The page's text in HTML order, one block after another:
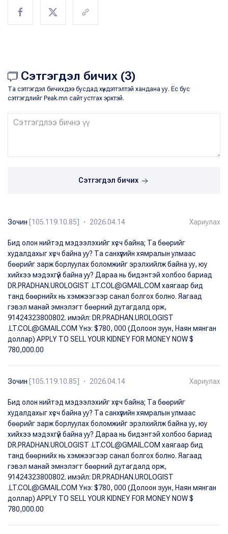
Сэтгэгдэл бичих (3)
Та сэтгэгдэл бичихдээ бусдад хүндэтгэлтэй хандана уу. Ёс бус
сэтгэгдлийг Peak.mn сайт устгах эрхтэй.
Сэтгэгдэл бичих
Зочин [105.119.10.85] ・ 2026.04.14 Хариулах
Бид олон нийтэд мэдээлэхийг хүсч байна; Та бөөрийг
худалдахыг хүсч байна уу? Та санхүүгийн хямралын улмаас
бөөрийг зарж борлуулах боломжийг эрэлхийлж байна уу, юу
хийхээ мэдэхгүй байна уу? Дараа нь бидэнтэй холбоо бариад
DR.PRADHAN.UROLOGIST .LT.COL@GMAIL.COM хаягаар бид
танд бөөрнийх нь хэмжээгээр санал болгох болно. Яагаад
гэвэл манай эмнэлэгт бөөрний дутагдалд орж,
91424323800802. имэйл: DR.PRADHAN.UROLOGIST
.LT.COL@GMAIL.COM Yнэ: $780, 000 (Долоон зуун, Наян мянган
доллар) APPLY TO SELL YOUR KIDNEY FOR MONEY NOW $
780,000.00
Зочин [105.119.10.85] ・ 2026.04.14 Хариулах
Бид олон нийтэд мэдээлэхийг хүсч байна; Та бөөрийг
худалдахыг хүсч байна уу? Та санхүүгийн хямралын улмаас
бөөрийг зарж борлуулах боломжийг эрэлхийлж байна уу, юу
хийхээ мэдэхгүй байна уу? Дараа нь бидэнтэй холбоо бариад
DR.PRADHAN.UROLOGIST .LT.COL@GMAIL.COM хаягаар бид
танд бөөрнийх нь хэмжээгээр санал болгох болно. Яагаад
гэвэл манай эмнэлэгт бөөрний дутагдалд орж,
91424323800802. имэйл: DR.PRADHAN.UROLOGIST
.LT.COL@GMAIL.COM Yнэ: $780, 000 (Долоон зуун, Наян мянган
доллар) APPLY TO SELL YOUR KIDNEY FOR MONEY NOW $
780,000.00